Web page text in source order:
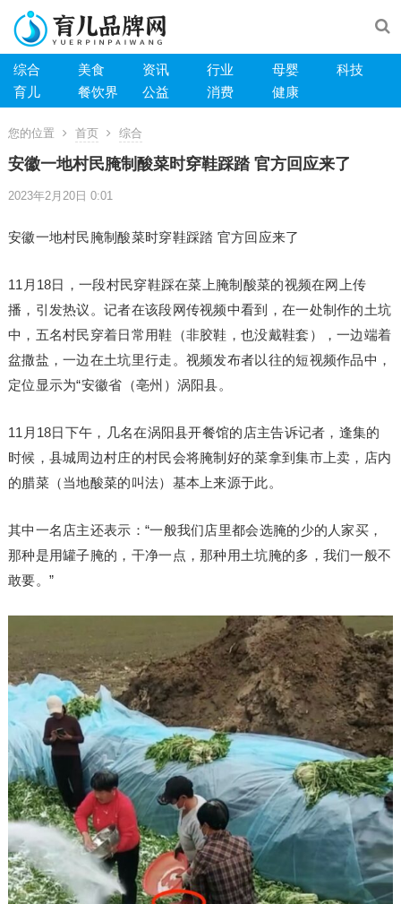
综合 美食 资讯 行业 母婴
科技
育儿
餐饮界 公益 消费 健康
您的位置 首页 综合
安徽一地村民腌制酸菜时穿鞋踩踏 官方回应来了
2023年2月20日 0:01
安徽一地村民腌制酸菜时穿鞋踩踏 官方回应来了
11月18日，一段村民穿鞋踩在菜上腌制酸菜的视频在网上传
播，引发热议。记者在该段网传视频中看到，在一处制作的土坑
中，五名村民穿着日常用鞋（非胶鞋，也没戴鞋套），一边端着
盆撒盐，一边在土坑里行走。视频发布者以往的短视频作品中，
定位显示为“安徽省（亳州）涡阳县。
11月18日下午，几名在涡阳县开餐馆的店主告诉记者，逢集的
时候，县城周边村庄的村民会将腌制好的菜拿到集市上卖，店内
的腊菜（当地酸菜的叫法）基本上来源于此。
其中一名店主还表示：“一般我们店里都会选腌的少的人家买，
那种是用罐子腌的，干净一点，那种用土坑腌的多，我们一般不
敢要。”